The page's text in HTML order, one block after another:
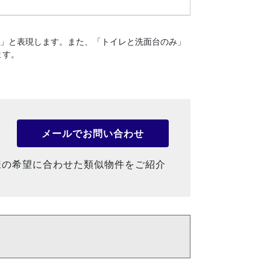
と表現します。
また、「トイレと洗面台のみ」
。
メールでお問い合わせ
希望に合わせた類似物件をご紹介